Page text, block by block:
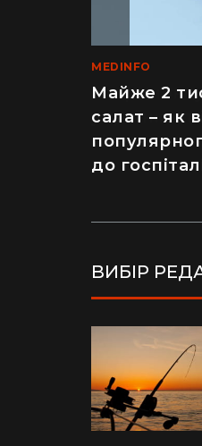
LIFE
Рік
українка
MEDINFO
Майже 2
салат – як
до
ВИБІР